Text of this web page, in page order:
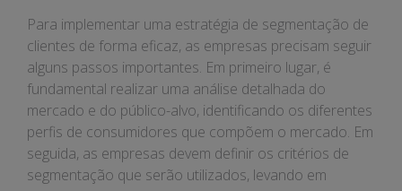
Para implementar uma estratégia de segmentação de
clientes de forma eficaz, as empresas precisam seguir
alguns passos importantes. Em primeiro lugar, é
fundamental realizar uma análise detalhada do
mercado e do público-alvo, identificando os diferentes
perfis de consumidores que compõem o mercado. Em
seguida, as empresas devem definir os critérios de
segmentação que serão utilizados, levando em